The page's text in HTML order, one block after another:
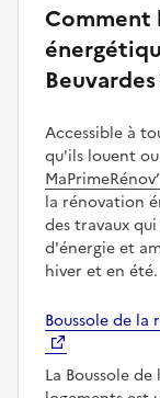
Comment
Beuvardes
Accessible à
qu'ils louent
MaPrimeRénov’
la rénovation
des travaux
d'énergie et
hiver et en été.
Boussole de
La Boussole